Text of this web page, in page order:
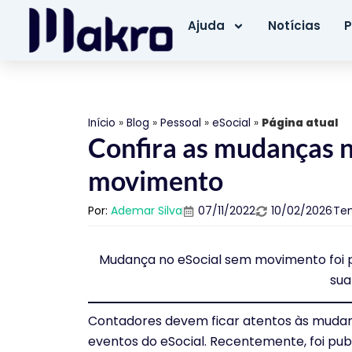
Ajuda Notícias
Início » Blog » Pessoal » eSocial » Página atual
Confira as mudanças
movimento
Por: Ademar Silva 07/11/2022 10/02/2026
Mudança no eSocial sem movimento
Contadores devem ficar atentos às
eventos do eSocial. Recentemente, foi